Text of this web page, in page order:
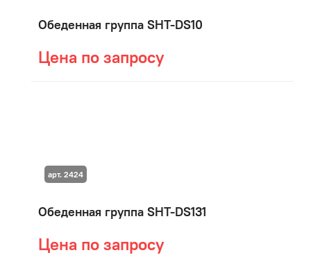
Обеденная группа SHT-DS10
Цена по запросу
Обеденная группа SHT-DS131
Цена по запросу
арт. 2424